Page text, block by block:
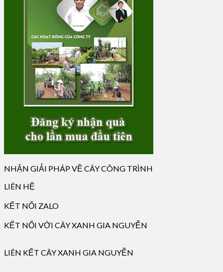
NHẬN GIẢI PHÁP VỀ CÂY CÔNG TRÌNH
LIÊN HỆ
KẾT NỐI ZALO
KẾT NỐI VỚI CÂY XANH GIA NGUYỄN
LIÊN KẾT CÂY XANH GIA NGUYỄN